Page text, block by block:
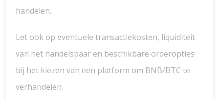
handelen.
Let ook op eventuele transactiekosten, liquiditeit
van het handelspaar en beschikbare orderopties
bij het kiezen van een platform om BNB/BTC te
verhandelen.